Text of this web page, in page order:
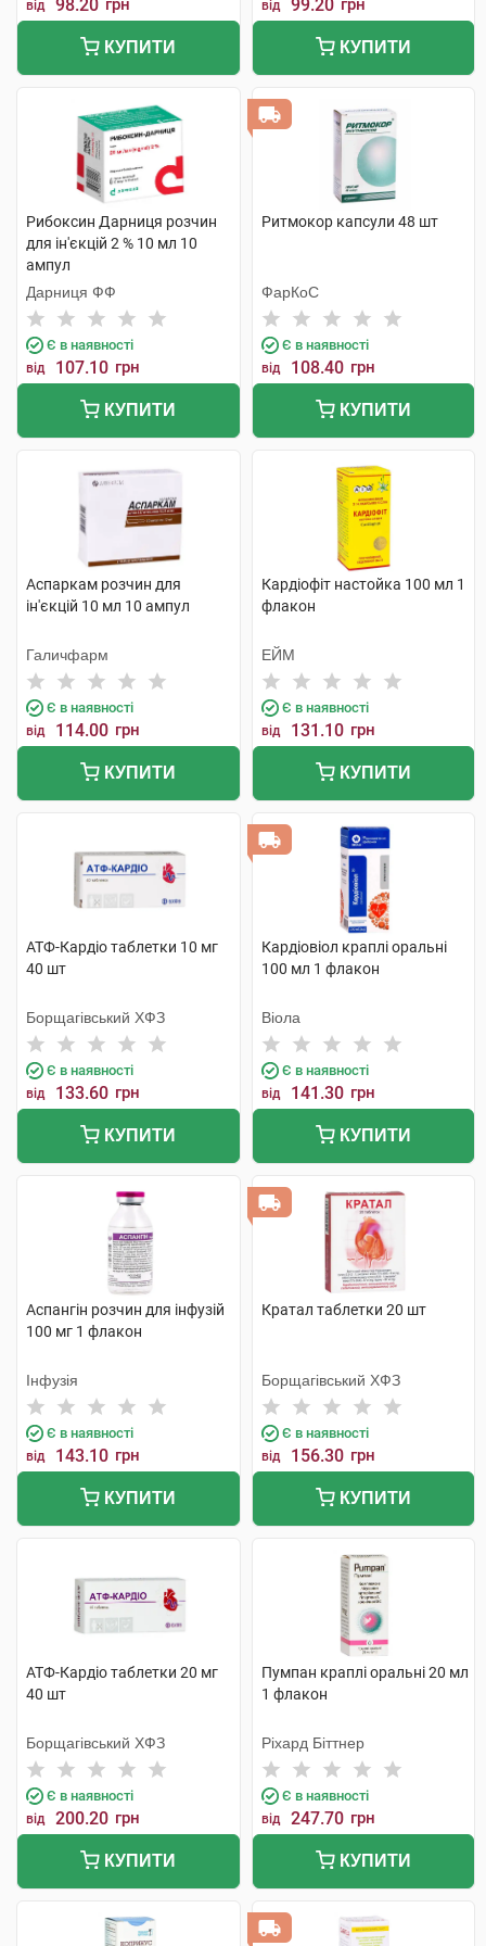
від 98.20 грн
КУПИТИ
від 99.20 грн
КУПИТИ
Рибоксин Дарниця розчин
для ін'єкцій 2 % 10 мл 10
ампул
Дарниця ФФ
Є в наявності
від 107.10 грн
КУПИТИ
Ритмокор капсули 48 шт
ФарКоС
Є в наявності
від 108.40 грн
КУПИТИ
Аспаркам розчин для
ін'єкцій 10 мл 10 ампул
Галичфарм
Є в наявності
від 114.00 грн
КУПИТИ
Кардіофіт настойка 100 мл 1
флакон
ЕЙМ
Є в наявності
від 131.10 грн
КУПИТИ
АТФ-Кардіо таблетки 10 мг
40 шт
Борщагівський ХФЗ
Є в наявності
від 133.60 грн
КУПИТИ
Кардіовіол краплі оральні
100 мл 1 флакон
Віола
Є в наявності
від 141.30 грн
КУПИТИ
Аспангін розчин для інфузій
100 мг 1 флакон
Інфузія
Є в наявності
від 143.10 грн
КУПИТИ
Кратал таблетки 20 шт
Борщагівський ХФЗ
Є в наявності
від 156.30 грн
КУПИТИ
АТФ-Кардіо таблетки 20 мг
40 шт
Борщагівський ХФЗ
Є в наявності
від 200.20 грн
КУПИТИ
Пумпан краплі оральні 20 мл
1 флакон
Ріхард Біттнер
Є в наявності
від 247.70 грн
КУПИТИ